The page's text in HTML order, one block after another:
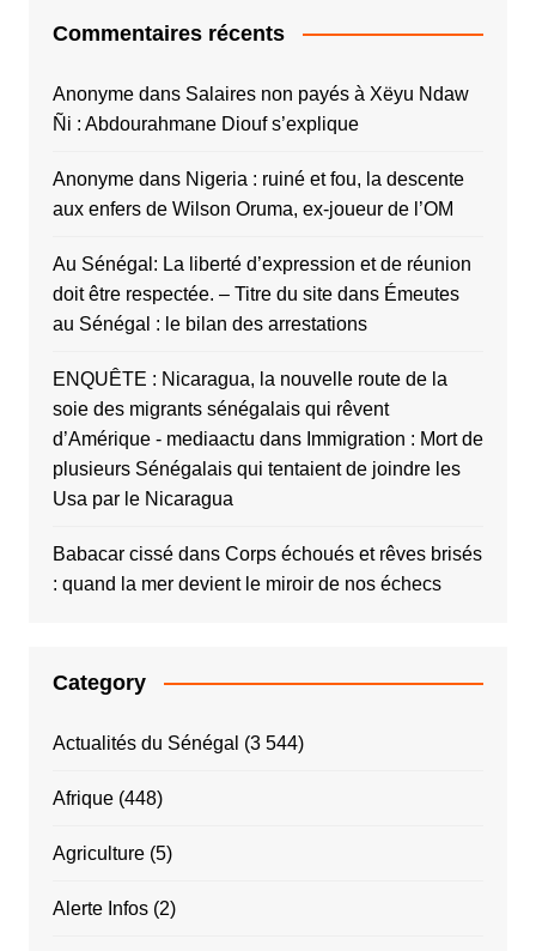
Commentaires récents
Anonymedans Salaires non payés à Xëyu Ndaw
Ñi : Abdourahmane Diouf s’explique
Anonymedans Nigeria : ruiné et fou, la descente
aux enfers de Wilson Oruma, ex-joueur de l’OM
Au Sénégal: La liberté d’expression et de réunion
doit être respectée. – Titre du sitedans Émeutes
au Sénégal : le bilan des arrestations
ENQUÊTE : Nicaragua, la nouvelle route de la
soie des migrants sénégalais qui rêvent
d’Amérique - mediaactu dans Immigration : Mort de
plusieurs Sénégalais qui tentaient de joindre les
Usa par le Nicaragua
Babacar cissédans Corps échoués et rêves brisés
: quand la mer devient le miroir de nos échecs
Category
Actualités du Sénégal (3 544)
Afrique(448)
Agriculture(5)
Alerte Infos(2)